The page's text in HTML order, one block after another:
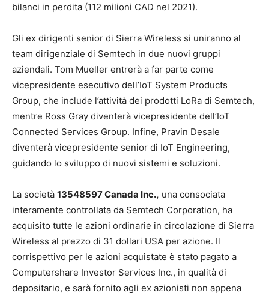
bilanci in perdita (112 milioni CAD nel 2021).
Gli ex dirigenti senior di Sierra Wireless si uniranno al
team dirigenziale di Semtech in due nuovi gruppi
aziendali. Tom Mueller entrerà a far parte come
vicepresidente esecutivo dell’IoT System Products
Group, che include l’attività dei prodotti LoRa di Semtech,
mentre Ross Gray diventerà vicepresidente dell’IoT
Connected Services Group. Infine, Pravin Desale
diventerà vicepresidente senior di IoT Engineering,
guidando lo sviluppo di nuovi sistemi e soluzioni.
La società 13548597 Canada Inc., una consociata
interamente controllata da Semtech Corporation, ha
acquisito tutte le azioni ordinarie in circolazione di Sierra
Wireless al prezzo di 31 dollari USA per azione. Il
corrispettivo per le azioni acquistate è stato pagato a
Computershare Investor Services Inc., in qualità di
depositario, e sarà fornito agli ex azionisti non appena